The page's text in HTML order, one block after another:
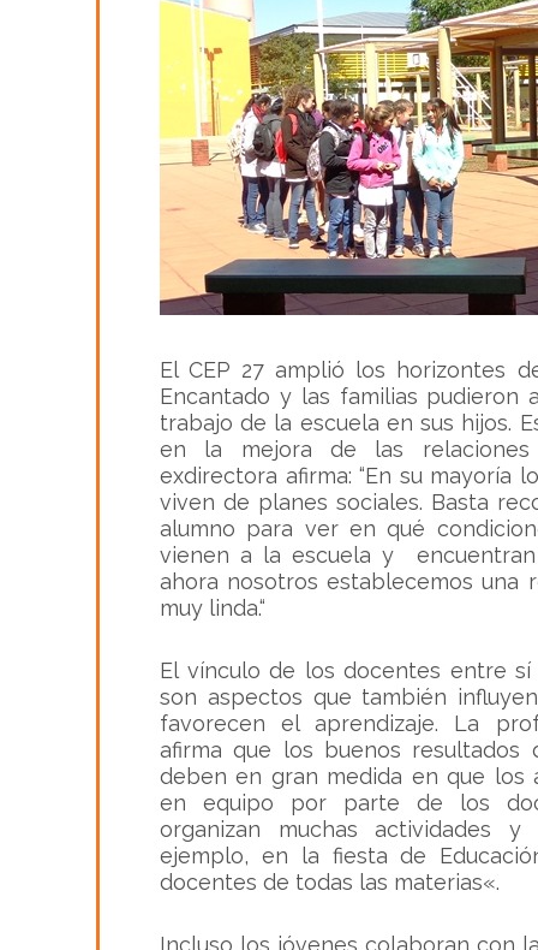
El CEP 27 amplió los horizontes
Encantado y las familias pudieron
trabajo de la escuela en sus hijos.
en la mejora de las
exdirectora afirma: “En su mayoría
viven de planes sociales. Basta
alumno para ver en qué
vienen a la escuela y
ahora nosotros establecemos una
muy linda.“
El vínculo de los docentes entre
son aspectos que también
favorecen el aprendizaje. La
afirma que los buenos resultados
deben en gran medida en que los
en equipo por parte de los
organizan muchas actividades
ejemplo, en la fiesta de
docentes de todas las materias«.
Incluso los jóvenes colaboran con